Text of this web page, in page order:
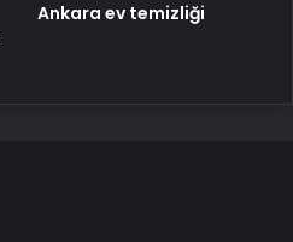
Ankara ev temizliği